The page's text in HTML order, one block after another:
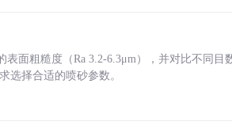
面粗糙度（Ra 3.2-6.3μm），并对比不同目
选择合适的喷砂参数。